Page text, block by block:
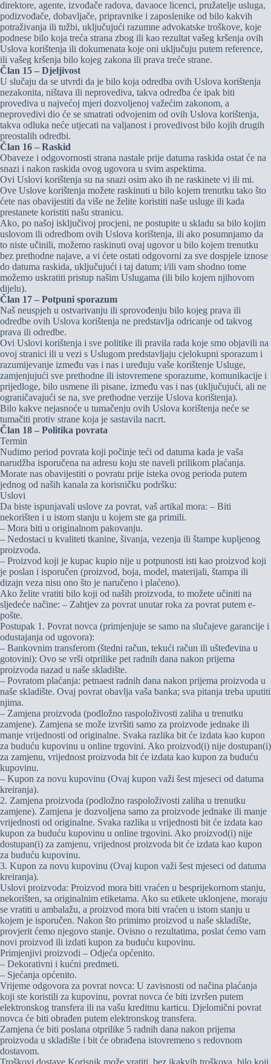
direktore, agente, izvođače radova, davaoce licenci, pružatelje usluga,
podizvođače, dobavljače, pripravnike i zaposlenike od bilo kakvih
potraživanja ili tužbi, uključujući razumne advokatske troškove, koje
podnese bilo koja treća strana zbog ili kao rezultat vašeg kršenja ovih
Uslova korištenja ili dokumenata koje oni uključuju putem reference,
ili vašeg kršenja bilo kojeg zakona ili prava treće strane.
Član 15 – Djeljivost
U slučaju da se utvrdi da je bilo koja odredba ovih Uslova korištenja
nezakonita, ništava ili neprovediva, takva odredba će ipak biti
provediva u najvećoj mjeri dozvoljenoj važećim zakonom, a
neprovedivi dio će se smatrati odvojenim od ovih Uslova korištenja,
takva odluka neće utjecati na valjanost i provedivost bilo kojih drugih
preostalih odredbi.
Član 16 – Raskid
Obaveze i odgovornosti strana nastale prije datuma raskida ostat će na
snazi i nakon raskida ovog ugovora u svim aspektima.
Ovi Uslovi korištenja su na snazi ​​osim ako ih ne raskinete vi ili mi.
Ove Uslove korištenja možete raskinuti u bilo kojem trenutku tako što
ćete nas obavijestiti da više ne želite koristiti naše usluge ili kada
prestanete koristiti našu stranicu.
Ako, po našoj isključivoj procjeni, ne postupite u skladu sa bilo kojim
uslovom ili odredbom ovih Uslova korištenja, ili ako posumnjamo da
to niste učinili, možemo raskinuti ovaj ugovor u bilo kojem trenutku
bez prethodne najave, a vi ćete ostati odgovorni za sve dospjele iznose
do datuma raskida, uključujući i taj datum; i/ili vam shodno tome
možemo uskratiti pristup našim Uslugama (ili bilo kojem njihovom
dijelu).
Član 17 – Potpuni sporazum
Naš neuspjeh u ostvarivanju ili sprovođenju bilo kojeg prava ili
odredbe ovih Uslova korištenja ne predstavlja odricanje od takvog
prava ili odredbe.
Ovi Uslovi korištenja i sve politike ili pravila rada koje smo objavili na
ovoj stranici ili u vezi s Uslugom predstavljaju cjelokupni sporazum i
razumijevanje između vas i nas i uređuju vaše korištenje Usluge,
zamjenjujući sve prethodne ili istovremene sporazume, komunikacije i
prijedloge, bilo usmene ili pisane, između vas i nas (uključujući, ali ne
ograničavajući se na, sve prethodne verzije Uslova korištenja).
Bilo kakve nejasnoće u tumačenju ovih Uslova korištenja neće se
tumačiti protiv strane koja je sastavila nacrt.
Član 18 – Politika povrata
Termin
Nudimo period povrata koji počinje teći od datuma kada je vaša
narudžba isporučena na adresu koju ste naveli prilikom plaćanja.
Morate nas obavijestiti o povratu prije isteka ovog perioda putem
jednog od naših kanala za korisničku podršku:
Uslovi
Da biste ispunjavali uslove za povrat, vaš artikal mora: – Biti
nekorišten i u istom stanju u kojem ste ga primili.
– Mora biti u originalnom pakovanju.
– Nedostaci u kvaliteti tkanine, šivanja, vezenja ili štampe kupljenog
proizvoda.
– Proizvod koji je kupac kupio nije u potpunosti isti kao proizvod koji
je poslan i isporučen (proizvod, boja, model, materijali, štampa ili
dizajn veza nisu ono što je naručeno i plaćeno).
Ako želite vratiti bilo koji od naših proizvoda, to možete učiniti na
sljedeće načine: – Zahtjev za povrat unutar roka za povrat putem e-
pošte.
Postupak 1. Povrat novca (primjenjuje se samo na slučajeve garancije i
odustajanja od ugovora):
– Bankovnim transferom (štedni račun, tekući račun ili ušteđevina u
gotovini): Ovo se vrši otprilike pet radnih dana nakon prijema
proizvoda nazad u naše skladište.
– Povratom plaćanja: petnaest radnih dana nakon prijema proizvoda u
naše skladište. Ovaj povrat obavlja vaša banka; sva pitanja treba uputiti
njima.
– Zamjena proizvoda (podložno raspoloživosti zaliha u trenutku
zamjene). Zamjena se može izvršiti samo za proizvode jednake ili
manje vrijednosti od originalne. Svaka razlika bit će izdata kao kupon
za buduću kupovinu u online trgovini. Ako proizvod(i) nije dostupan(i)
za zamjenu, vrijednost proizvoda bit će izdata kao kupon za buduću
kupovinu.
– Kupon za novu kupovinu (Ovaj kupon važi šest mjeseci od datuma
kreiranja).
2. Zamjena proizvoda (podložno raspoloživosti zaliha u trenutku
zamjene). Zamjena je dozvoljena samo za proizvode jednake ili manje
vrijednosti od originalne. Svaka razlika u vrijednosti bit će izdata kao
kupon za buduću kupovinu u online trgovini. Ako proizvod(i) nije
dostupan(i) za zamjenu, vrijednost proizvoda bit će izdata kao kupon
za buduću kupovinu.
3. Kupon za novu kupovinu (Ovaj kupon važi šest mjeseci od datuma
kreiranja).
Uslovi proizvoda: Proizvod mora biti vraćen u besprijekornom stanju,
nekorišten, sa originalnim etiketama. Ako su etikete uklonjene, moraju
se vratiti u ambalažu, a proizvod mora biti vraćen u istom stanju u
kojem je isporučen. Nakon što primimo proizvod u naše skladište,
provjerit ćemo njegovo stanje. Ovisno o rezultatima, poslat ćemo vam
novi proizvod ili izdati kupon za buduću kupovinu.
Primjenjivi proizvodi – Odjeća općenito.
– Dekorativni i kućni predmeti.
– Sjećanja općenito.
Vrijeme odgovora za povrat novca: U zavisnosti od načina plaćanja
koji ste koristili za kupovinu, povrat novca će biti izvršen putem
elektronskog transfera ili na vašu kreditnu karticu. Djelomični povrat
novca će biti obrađen putem elektronskog transfera.
Zamjena će biti poslana otprilike 5 radnih dana nakon prijema
proizvoda u skladište i bit će obrađena istovremeno s redovnom
dostavom.